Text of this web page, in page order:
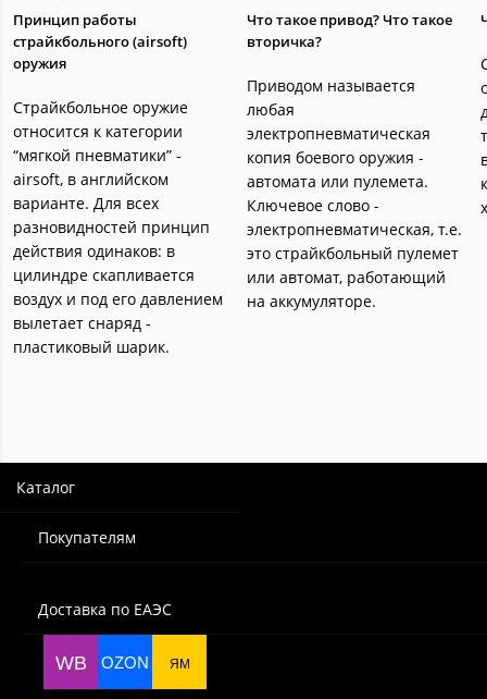
Принцип работы
страйкбольного (airsoft)
оружия
Страйкбольное оружие
относится к категории
“мягкой пневматики” -
airsoft, в английском
варианте. Для всех
разновидностей принцип
действия одинаков: в
цилиндре скапливается
воздух и под его давлением
вылетает снаряд -
пластиковый шарик.
Что такое привод? Что такое
вторичка?
Приводом называется
любая
электропневматическая
копия боевого оружия -
автомата или пулемета.
Ключевое слово -
электропневматическая, т.е.
это страйкбольный пулемет
или автомат, работающий
на аккумуляторе.
Каталог
Покупателям
Доставка по ЕАЭС
WB OZON ЯМ